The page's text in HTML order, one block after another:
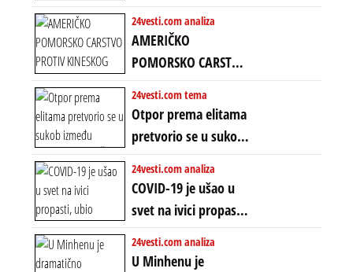
Predstojeći poraz
Amerike u Iranu
uvodi eru
energetskog haosa,
finansijskih
previranja i kolapsa
starog poretka
24vesti.com analiza
AMERIČKO
POMORSKO CARSTVO
PROTIV KINESKOG
KOPNENOG SVETA:
Rat u Iranu je rat za
globalne preferencije
24vesti.com tema
Otpor prema elitama
pretvorio se u sukob
između običnih ljudi:
ZAŠTO SE DEŠAVA
EKSTREMNA
POLARIZACIJA?
24vesti.com analiza
COVID-19 je ušao u
svet na ivici propasti,
ubio milione, ali je
spasao sistem
24vesti.com analiza
U Minhenu je